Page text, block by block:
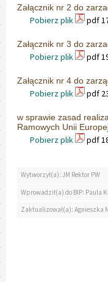
Załącznik nr 2 do
Pobierz plik pdf
Załącznik nr 3 do
Pobierz plik pdf
Załącznik nr 4 do
Pobierz plik pdf
w sprawie zasad
Ramowych Unii
Pobierz plik pdf
Wytworzył(a): JM Rektor PW
Wprowadził(a) do BIP: Paula
Zaktualizował(a): Agnieszka